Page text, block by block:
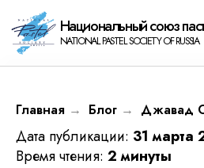
Национальный cоюз пастелистов
NATIONAL PASTEL SOCIETY OF RUSSIA
Главная → Блог → Джавад
Дата публикации: 31 марта
Время чтения: 2 минуты